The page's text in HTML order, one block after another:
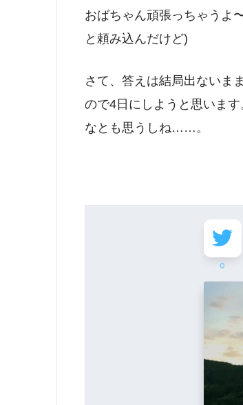
おばちゃん頑張っちゃうよ
と頼み込んだけど)
さて、答えは結局出ないま
ので4日にしようと思いま
なとも思うしね……。
0